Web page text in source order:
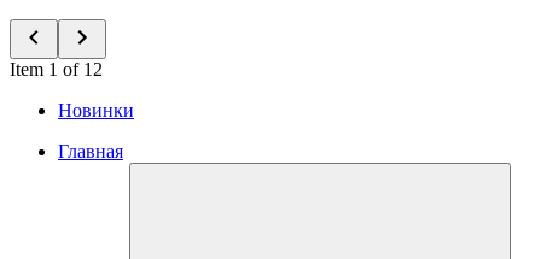
Item 1 of 12
Новинки
Главная